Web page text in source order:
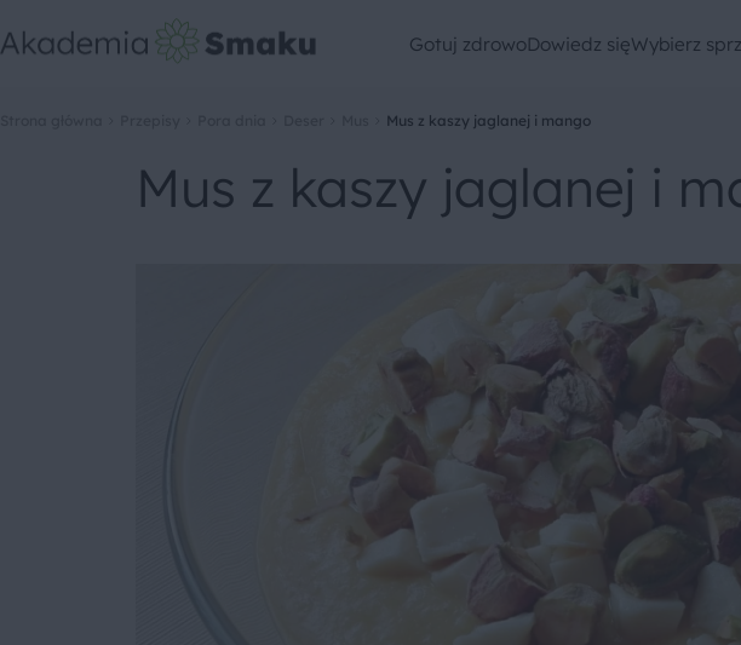
Gotuj zdrowoDowiedz sięWybierz
Mus z kaszy jaglanej i mango
Mus z kaszy jaglanej i